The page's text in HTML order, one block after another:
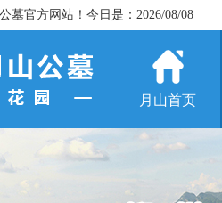
墓官方网站！今日是：2026/08/08
月山首页